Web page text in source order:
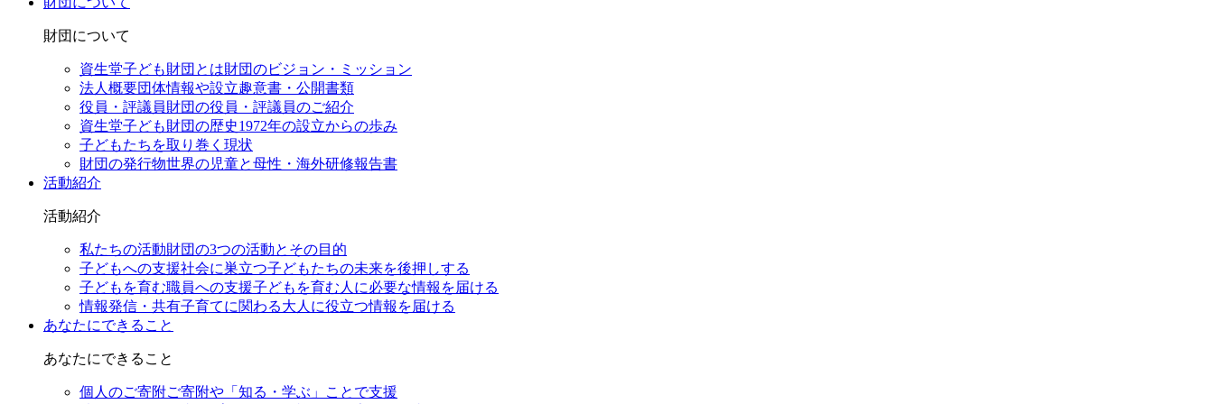
財団について
資生堂子ども財団とは財団のビジョン・ミッション
法人概要団体情報や設立趣意書・公開書類
役員・評議員財団の役員・評議員のご紹介
資生堂子ども財団の歴史1972年の設立からの歩み
子どもたちを取り巻く現状
財団の発行物世界の児童と母性・海外研修報告書
活動紹介
活動紹介
私たちの活動財団の3つの活動とその目的
子どもへの支援社会に巣立つ子どもたちの未来を後押しする
子どもを育む職員への支援子どもを育む人に必要な情報を届ける
情報発信・共有子育てに関わる大人に役立つ情報を届ける
あなたにできること
あなたにできること
個人のご寄附ご寄附や「知る・学ぶ」ことで支援